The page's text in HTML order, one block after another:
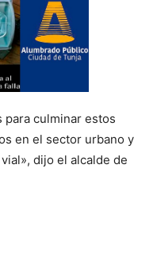
para culminar estos
en el sector urbano y
dijo el alcalde de